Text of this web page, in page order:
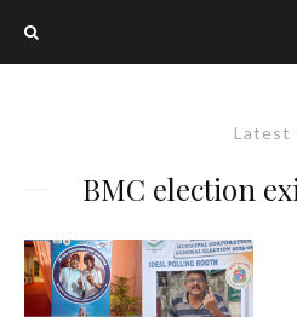
Latest
BMC election